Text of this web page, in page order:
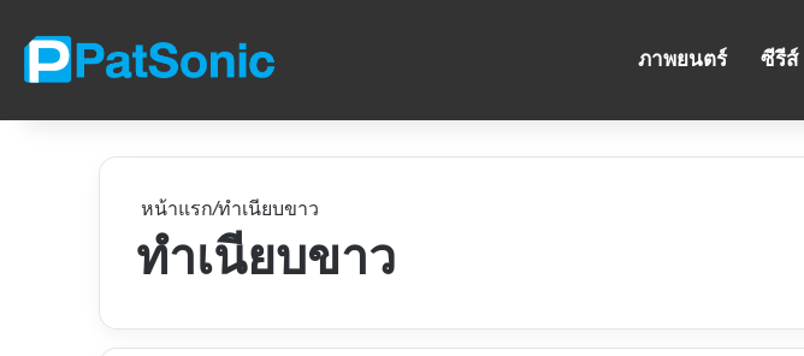
ภาพยนตร์ ซีรีส์
หน้าแรก/ทำเนียบขาว
ทำเนียบขาว